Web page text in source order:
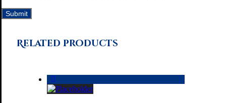
Related products